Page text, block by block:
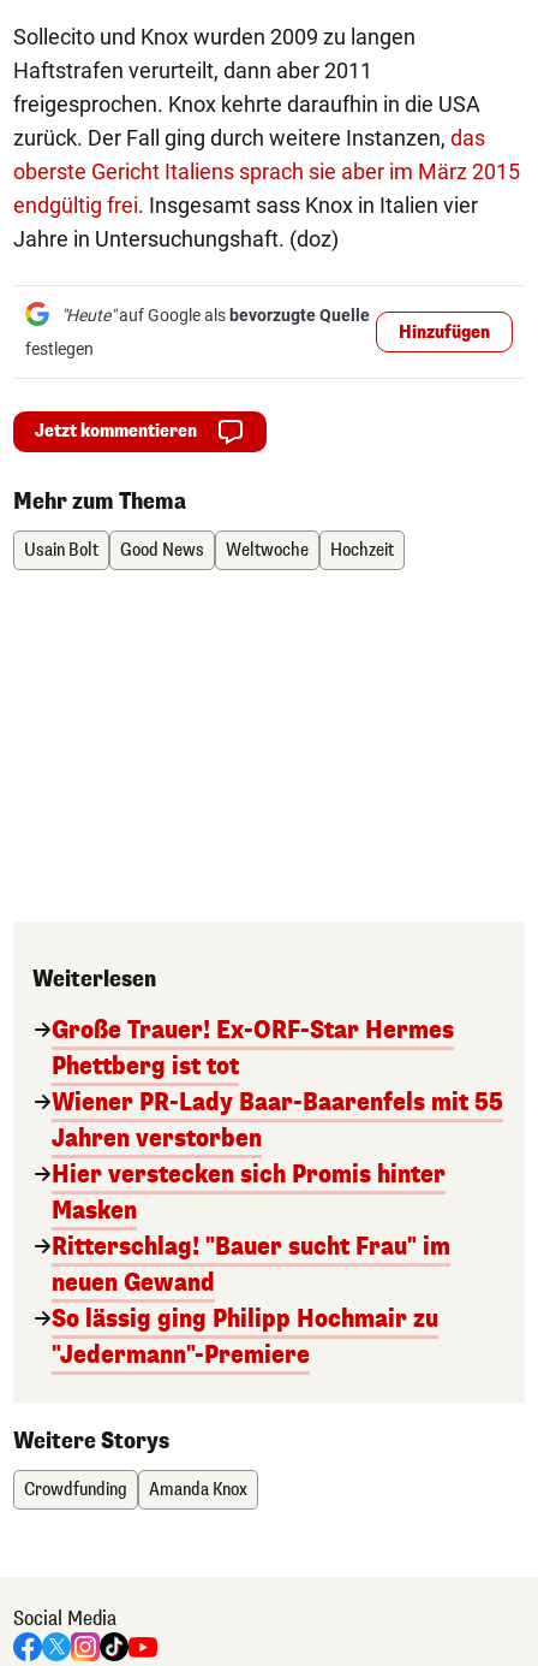
Sollecito und Knox wurden 2009 zu langen
Haftstrafen verurteilt, dann aber 2011
freigesprochen. Knox kehrte daraufhin in die USA
zurück. Der Fall ging durch weitere Instanzen, das
oberste Gericht Italiens sprach sie aber im März 2015
endgültig frei. Insgesamt sass Knox in Italien vier
Jahre in Untersuchungshaft. (doz)
"Heute"auf Google als bevorzugte Quelle
festlegen
Hinzufügen
Jetzt kommentieren
Mehr zum Thema
Usain Bolt Good News Weltwoche Hochzeit
Weiterlesen
Große Trauer! Ex-ORF-Star Hermes
Phettberg ist tot
Wiener PR-Lady Baar-Baarenfels mit 55
Jahren verstorben
Hier verstecken sich Promis hinter
Masken
Ritterschlag! "Bauer sucht Frau" im
neuen Gewand
So lässig ging Philipp Hochmair zu
"Jedermann"-Premiere
Weitere Storys
Crowdfunding Amanda Knox
Social Media